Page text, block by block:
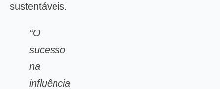
sustentáveis.
“O
sucesso
na
influência